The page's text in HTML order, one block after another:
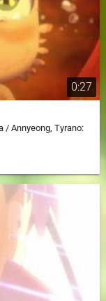
0:27
Annyeong, Tyrano: